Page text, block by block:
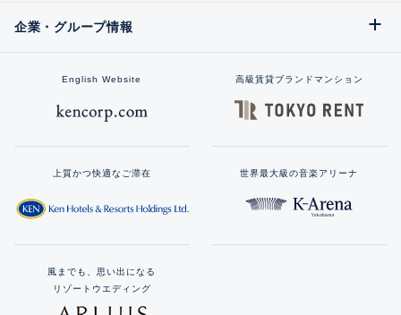
企業・グループ情報
English Website 高級賃貸ブランドマンション
上質かつ快適なご滞在 世界最大級の音楽アリーナ
風までも、思い出になる
リゾートウエディング